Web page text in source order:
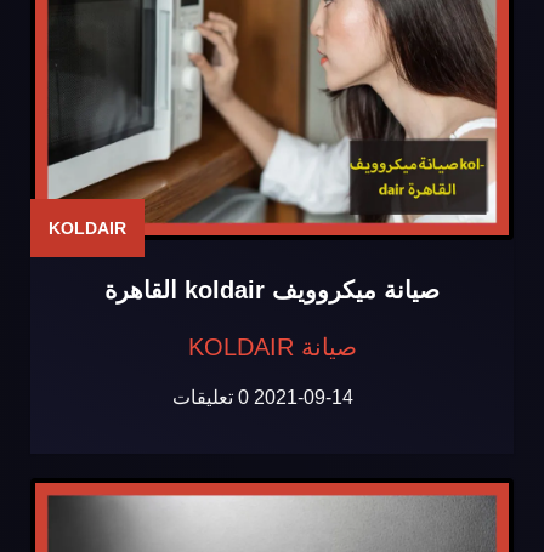
KOLDAIR
صيانة ميكروويف koldair القاهرة
صيانة KOLDAIR
2021-09-14 0 تعليقات